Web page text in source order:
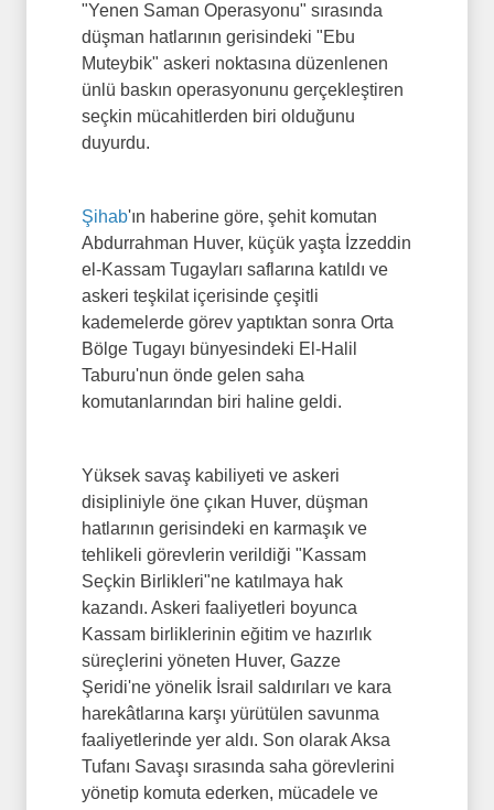
"Yenen Saman Operasyonu" sırasında
düşman hatlarının gerisindeki "Ebu
Muteybik" askeri noktasına düzenlenen
ünlü baskın operasyonunu gerçekleştiren
seçkin mücahitlerden biri olduğunu
duyurdu.
Şihab'ın haberine göre, şehit komutan
Abdurrahman Huver, küçük yaşta İzzeddin
el-Kassam Tugayları saflarına katıldı ve
askeri teşkilat içerisinde çeşitli
kademelerde görev yaptıktan sonra Orta
Bölge Tugayı bünyesindeki El-Halil
Taburu'nun önde gelen saha
komutanlarından biri haline geldi.
Yüksek savaş kabiliyeti ve askeri
disipliniyle öne çıkan Huver, düşman
hatlarının gerisindeki en karmaşık ve
tehlikeli görevlerin verildiği "Kassam
Seçkin Birlikleri"ne katılmaya hak
kazandı. Askeri faaliyetleri boyunca
Kassam birliklerinin eğitim ve hazırlık
süreçlerini yöneten Huver, Gazze
Şeridi'ne yönelik İsrail saldırıları ve kara
harekâtlarına karşı yürütülen savunma
faaliyetlerinde yer aldı. Son olarak Aksa
Tufanı Savaşı sırasında saha görevlerini
yönetip komuta ederken, mücadele ve